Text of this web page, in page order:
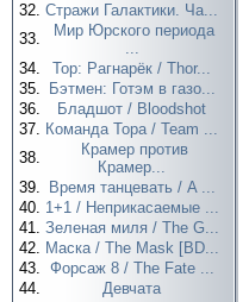
32. Стражи Галактики. Ча...
33.
Мир Юрского периода
...
34.
Тор: Рагнарёк / Thor...
35.
Бэтмен: Готэм в газо...
36.
Бладшот / Bloodshot
37. Команда Тора / Team ...
38.
Крамер против
Крамер...
39.
Время танцевать / A ...
40. 1+1 / Неприкасаемые ...
41. Зеленая миля / The G...
42. Маска / The Mask [BD...
43. Форсаж 8 / The Fate ...
44.
Девчата